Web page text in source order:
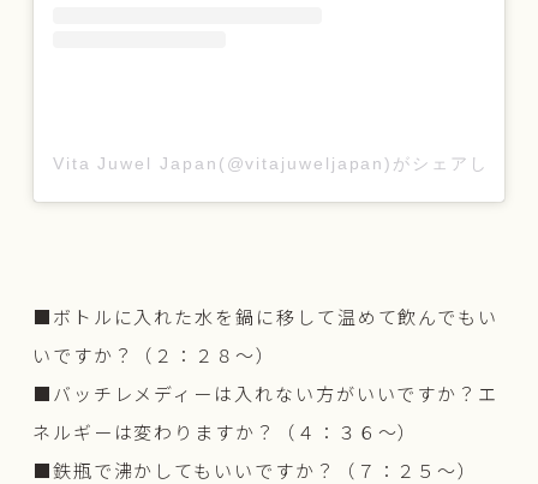
Vita Juwel Japan(@vitajuweljapan)がシェアした投
■ボトルに入れた水を鍋に移して温めて飲んでもい
いですか？（２：２８〜）
■バッチレメディーは入れない方がいいですか？エ
ネルギーは変わりますか？（４：３６〜）
■鉄瓶で沸かしてもいいですか？（７：２５〜）